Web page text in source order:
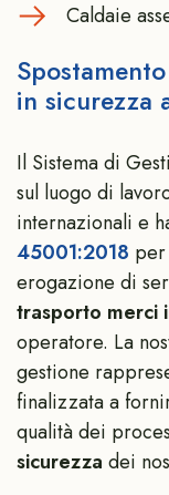
Caldaie
in sicurezza
Il Sistema di
sul luogo di
internazionali e
45001:2018
erogazione di
trasporto merci
operatore. La
gestione
finalizzata a
qualità dei
sicurezza dei